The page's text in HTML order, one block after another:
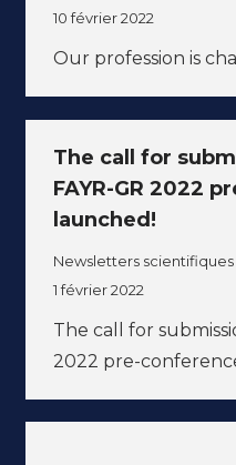
10 février 2022
Our profession is
The call for
FAYR-GR 2022
launched!
Newsletters scientifiques
1 février 2022
The call for
2022 pre-